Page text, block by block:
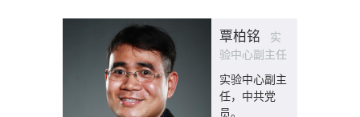
覃柏铭
实
验中心副主任
实验中心副主
任，中共党
员。